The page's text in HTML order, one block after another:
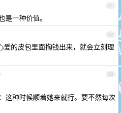
61
一种价值。
62
爱的皮包里面掏钱出来，就会立刻理
63
这种时候顺着她来就行。要不然每次